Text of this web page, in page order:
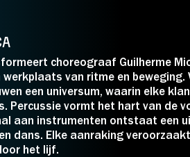
In de webshop zijn alle beschikbare
choreograaf Guilherme
van ritme en beweging.
een universum, waarin elke
Percussie vormt het hart van de
aan instrumenten ontstaat een
dans. Elke aanraking
het lijf.